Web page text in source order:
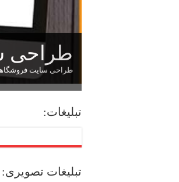
طراحی
طراحی
طراحی سایت فروشگاهی
زبان
شغل
تبلیغات:
تبلیغات تصویری: